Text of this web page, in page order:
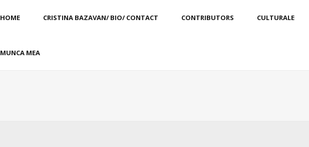
HOME CRISTINA BAZAVAN/ BIO/ CONTACT CONTRIBUTORS CULTURALE
MUNCA MEA